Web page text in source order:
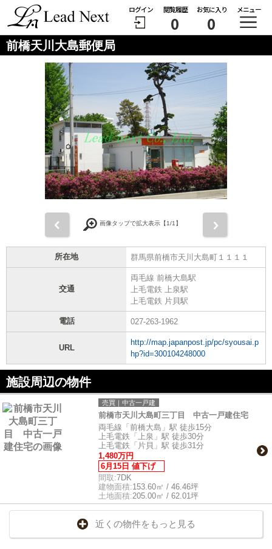
ログイン 閲覧履歴
0
お気に入り
0
メニュー
前橋天川大島郵便局
画像タップで拡大表示【1/1】
所在地 群馬県前橋市天川大島町１１１１
交通
両毛線 前橋大島駅
上毛電鉄 上泉駅
上毛電鉄 片貝駅
電話 027-263-1962
URL
http://map.japanpost.jp/pc/syousai.p
hp?id=300104248000
施設周辺の物件
売買｜中古一戸建
前橋市天川大島町三丁目 中古一戸建住宅
両毛線「前橋大島」駅 徒歩15分
上毛電鉄「上泉」駅 徒歩30分
上毛電鉄「片貝」駅 徒歩31分
1,480万円
6月15日 値下げ
間取:7DK
建物面積:153.60㎡ / 46.46坪
土地面積:205.00㎡ / 62.01坪
近くの物件をもっと見る